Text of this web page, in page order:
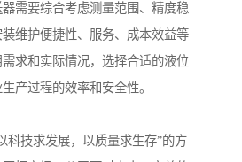
需要综合考虑测量范围、精度稳
维护便捷性、服务、成本效益等
求和实际情况，选择合适的液位
产过程的效率和安全性。
科技求发展，以质量求生存”的方